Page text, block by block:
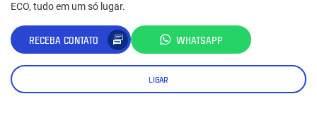
ECO, tudo em um só lugar.
RECEBA CONTATO WHATSAPP
LIGAR